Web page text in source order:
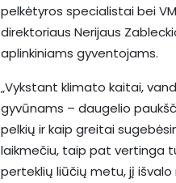
pelkėtyros specialistai bei
direktoriaus Nerijaus
aplinkiniams gyventojams.
„Vykstant klimato kaitai,
gyvūnams – daugelio
pelkių ir kaip greitai
laikmečiu, taip pat vertinga
perteklių liūčių metu, jį